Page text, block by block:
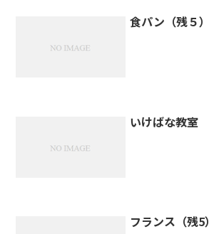
食パン（残５）
いけばな教室
フランス（残5）